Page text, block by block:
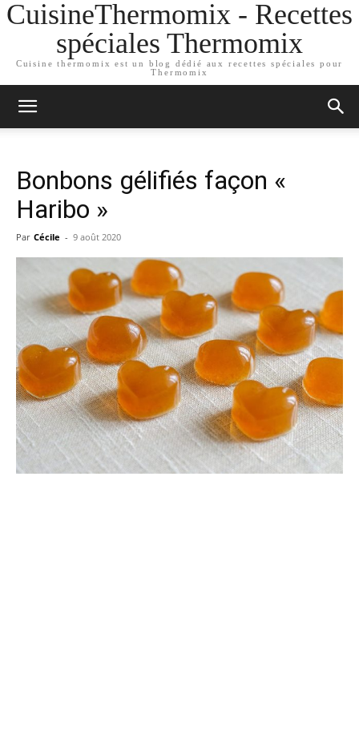
CuisineThermomix - Recettes
spéciales Thermomix
Cuisine thermomix est un blog dédié aux recettes spéciales pour
Thermomix
Bonbons gélifiés façon «
Haribo »
Par Cécile - 9 août 2020